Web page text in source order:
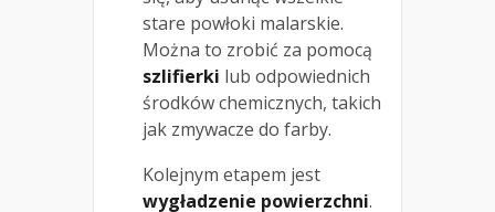
stare powłoki malarskie.
Można to zrobić za pomocą
szlifierki lub odpowiednich
środków chemicznych, takich
jak zmywacze do farby.
Kolejnym etapem jest
wygładzenie powierzchni.